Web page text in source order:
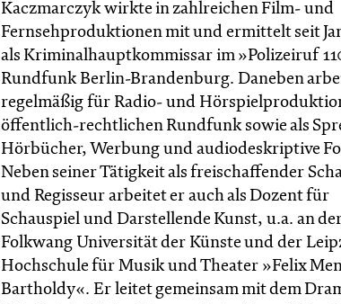
Kaczmarczyk wirkte in zahlreichen Film- und
Fernsehproduktionen mit und ermittelt seit
als Kriminalhauptkommissar im »Polizeiruf
Rundfunk Berlin-Brandenburg. Daneben
regelmäßig für Radio- und
öffentlich-rechtlichen Rundfunk sowie als
Hörbücher, Werbung und audiodeskriptive
Neben seiner Tätigkeit als freischaffender
und Regisseur arbeitet er auch als Dozent für
Schauspiel und Darstellende Kunst, u.a. an
Folkwang Universität der Künste und der
Hochschule für Musik und Theater »Felix
Bartholdy«. Er leitet gemeinsam mit dem